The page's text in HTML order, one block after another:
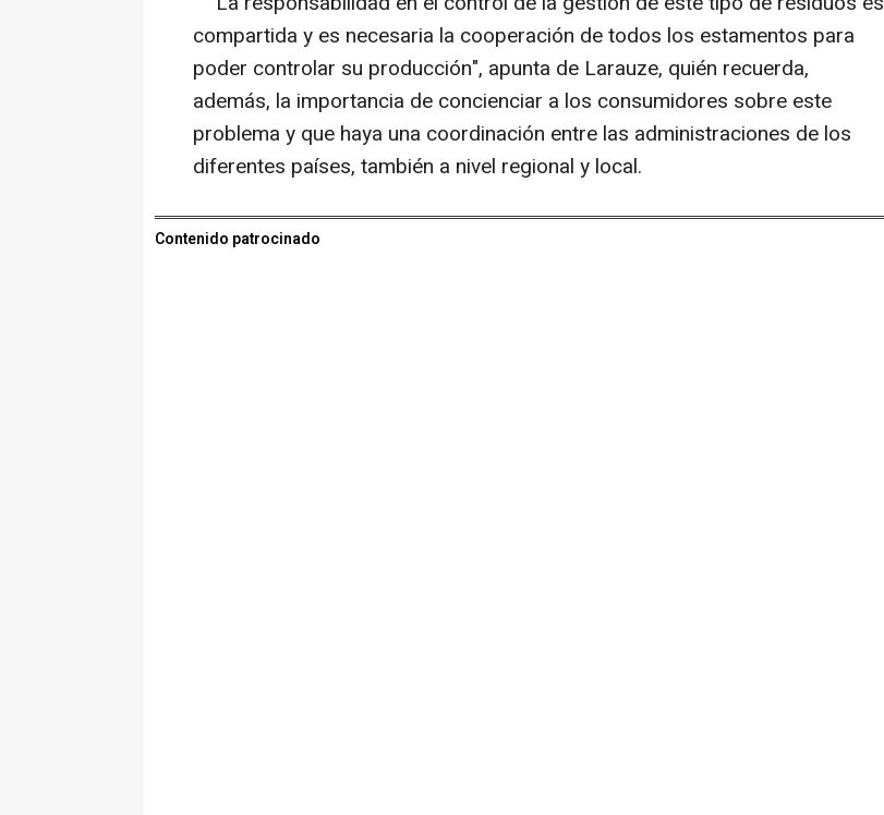
compartida y es necesaria la cooperación de todos los estamentos para
poder controlar su producción", apunta de Larauze, quién recuerda,
además, la importancia de concienciar a los consumidores sobre este
problema y que haya una coordinación entre las administraciones de los
diferentes países, también a nivel regional y local.
Contenido patrocinado